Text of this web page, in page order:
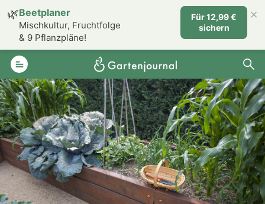
🌿Beetplaner
Mischkultur, Fruchtfolge
& 9 Pflanzpläne!
Für 12,99 €
sichern
×